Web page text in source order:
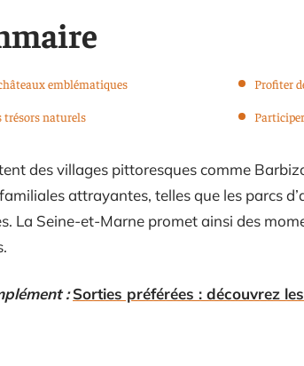
emblématiques
trésors naturels
Profiter
des villages pittoresques comme
attrayantes, telles que les parcs
La Seine-et-Marne promet ainsi des
: Sorties préférées : découvrez